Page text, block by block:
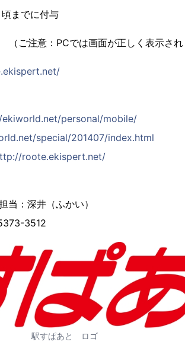
までに付与
ご注意：PCでは画面が正しく表示され
personal/mobile/
special/201407/index.html
roote.ekispert.net/
当：深井（ふかい）
3512
駅すぱあと ロゴ